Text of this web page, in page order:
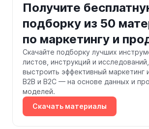
Получите
подборку из 50
по маркетингу и
Скачайте подборку лучших
листов, инструкций и
выстроить эффективный маркетинг
B2B и B2C — на основе данных и
моделей.
Скачать материалы